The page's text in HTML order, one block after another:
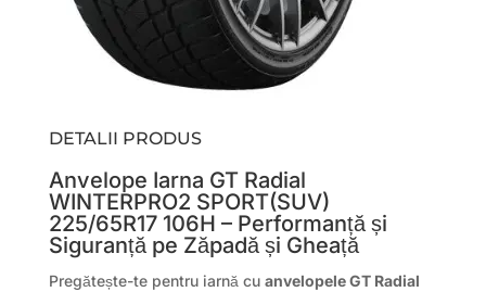
DETALII PRODUS
Anvelope Iarna GT Radial
WINTERPRO2 SPORT(SUV)
225/65R17 106H – Performanță și
Siguranță pe Zăpadă și Gheață
Pregătește-te pentru iarnă cu anvelopele GT Radial